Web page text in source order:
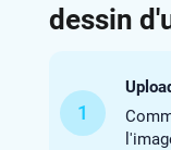
dessin
1